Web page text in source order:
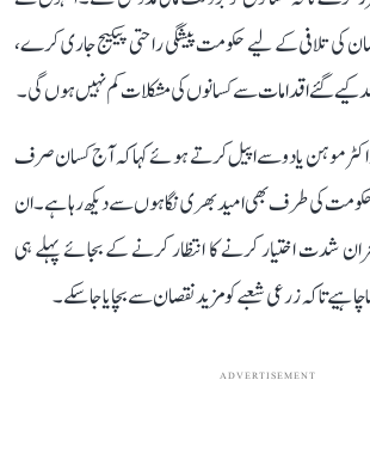
کی تلافی کے لیے حکومت پیشگی راحتی پیکیج جاری کرے،
کیے گئے اقدامات سے کسانوں کی مشکلات کم نہیں ہوں گی۔
ڈاکٹر موہن یادو سے اپیل کرتے ہوئے کہا کہ آج کسان صرف
کی طرف بھی امید بھری نگاہوں سے دیکھ رہا ہے۔ ان
شدت اختیار کرنے کا انتظار کرنے کے بجائے پہلے ہی
تاکہ زرعی شعبے کو مزید نقصان سے بچایا جا سکے۔
ADVERTISEMENT